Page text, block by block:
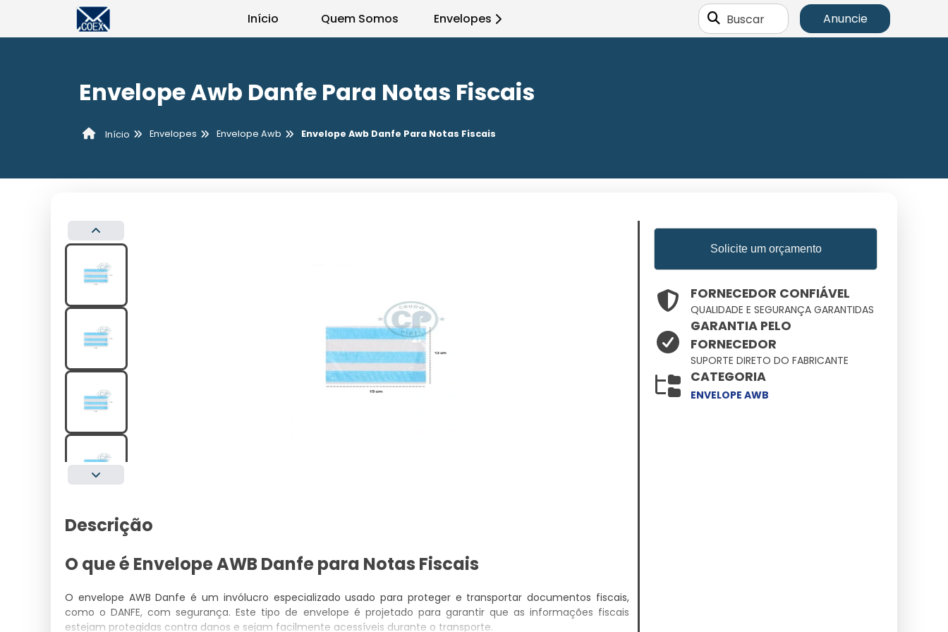
Início Quem Somos Envelopes Buscar Anuncie
Envelope Awb Danfe Para Notas Fiscais
Início Envelopes Envelope Awb Envelope Awb Danfe Para Notas Fiscais
Descrição
O que é Envelope AWB Danfe para Notas Fiscais
O envelope AWB Danfe é um invólucro especializado usado para proteger e transportar documentos fiscais,
como o DANFE, com segurança. Este tipo de envelope é projetado para garantir que as informações fiscais
estejam protegidas contra danos e sejam facilmente acessíveis durante o transporte.
Solicite um orçamento
FORNECEDOR CONFIÁVEL
QUALIDADE E SEGURANÇA GARANTIDAS
GARANTIA PELO
FORNECEDOR
SUPORTE DIRETO DO FABRICANTE
CATEGORIA
ENVELOPE AWB